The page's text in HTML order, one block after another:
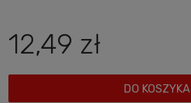
12,49 zł
DO KOSZYKA